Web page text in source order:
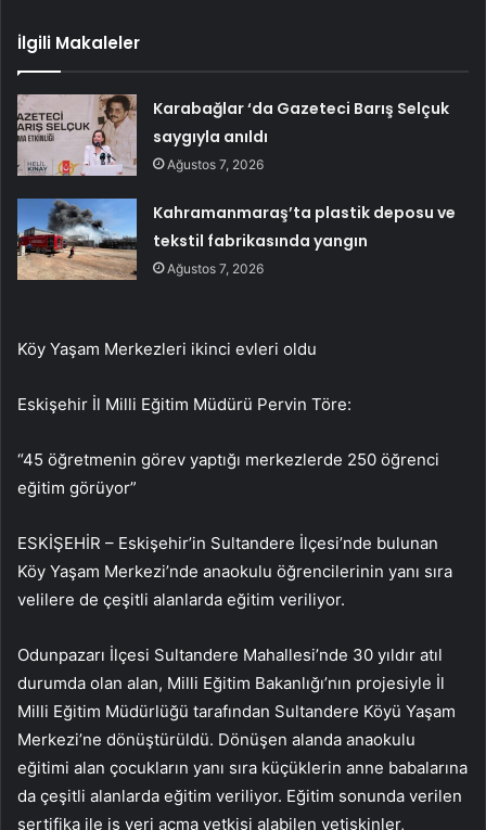
İlgili Makaleler
Karabağlar ‘da Gazeteci Barış Selçuk
saygıyla anıldı
Ağustos 7, 2026
Kahramanmaraş’ta plastik deposu ve
tekstil fabrikasında yangın
Ağustos 7, 2026
Köy Yaşam Merkezleri ikinci evleri oldu
Eskişehir İl Milli Eğitim Müdürü Pervin Töre:
“45 öğretmenin görev yaptığı merkezlerde 250 öğrenci
eğitim görüyor”
ESKİŞEHİR – Eskişehir’in Sultandere İlçesi’nde bulunan
Köy Yaşam Merkezi’nde anaokulu öğrencilerinin yanı sıra
velilere de çeşitli alanlarda eğitim veriliyor.
Odunpazarı İlçesi Sultandere Mahallesi’nde 30 yıldır atıl
durumda olan alan, Milli Eğitim Bakanlığı’nın projesiyle İl
Milli Eğitim Müdürlüğü tarafından Sultandere Köyü Yaşam
Merkezi’ne dönüştürüldü. Dönüşen alanda anaokulu
eğitimi alan çocukların yanı sıra küçüklerin anne babalarına
da çeşitli alanlarda eğitim veriliyor. Eğitim sonunda verilen
sertifika ile iş yeri açma yetkisi alabilen yetişkinler,